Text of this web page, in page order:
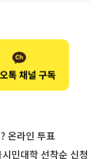
온라인 투표
민대학 선착순 신청